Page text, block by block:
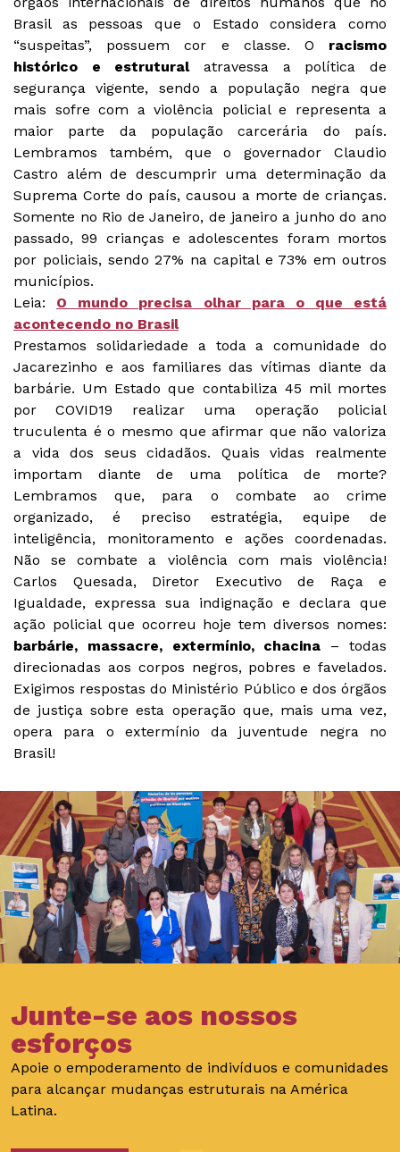
Brasil as pessoas que o Estado considera como
“suspeitas”, possuem cor e classe. O racismo
histórico e estruturalatravessa a política de
segurança vigente, sendo a população negra que
mais sofre com a violência policial e representa a
maior parte da população carcerária do país.
Lembramos também, que o governador Claudio
Castro além de descumprir uma determinação da
Suprema Corte do país, causou a morte de crianças.
Somente no Rio de Janeiro, de janeiro a junho do ano
passado, 99 crianças e adolescentes foram mortos
por policiais, sendo 27% na capital e 73% em outros
municípios.
Leia:
O mundo precisa olhar para o que está
acontecendo no Brasil
Prestamos solidariedade a toda a comunidade do
Jacarezinho e aos familiares das vítimas diante da
barbárie. Um Estado que contabiliza 45 mil mortes
por COVID19 realizar uma operação policial
truculenta é o mesmo que afirmar que não valoriza
a vida dos seus cidadãos. Quais vidas realmente
importam diante de uma política de morte?
Lembramos que, para o combate ao crime
organizado, é preciso estratégia, equipe de
inteligência, monitoramento e ações coordenadas.
Não se combate a violência com mais violência!
Carlos Quesada, Diretor Executivo de Raça e
Igualdade, expressa sua indignação e declara que
ação policial que ocorreu hoje tem diversos nomes:
barbárie, massacre, extermínio, chacina – todas
direcionadas aos corpos negros, pobres e favelados.
Exigimos respostas do Ministério Público e dos órgãos
de justiça sobre esta operação que, mais uma vez,
opera para o extermínio da juventude negra no
Brasil!
Junte-se aos nossos
esforços
Apoie o empoderamento de indivíduos e comunidades
para alcançar mudanças estruturais na América
Latina.